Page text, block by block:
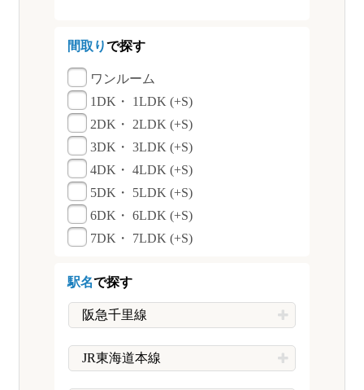
間取りで探す
ワンルーム
1DK・ 1LDK (+S)
2DK・ 2LDK (+S)
3DK・ 3LDK (+S)
4DK・ 4LDK (+S)
5DK・ 5LDK (+S)
6DK・ 6LDK (+S)
7DK・ 7LDK (+S)
駅名で探す
阪急千里線
JR東海道本線